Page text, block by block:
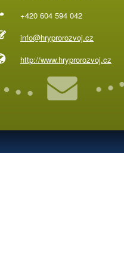
+420 604 594 042
info@hryprorozvoj.cz
http://www.hryprorozvoj.cz